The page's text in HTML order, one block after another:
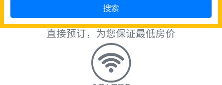
直接预订，为您保证最低房价